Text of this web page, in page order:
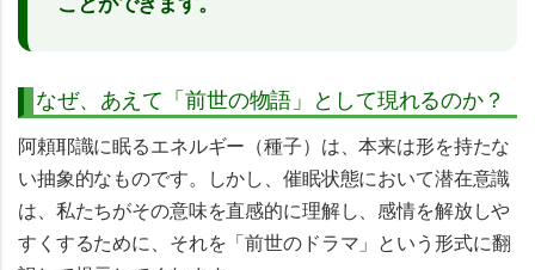
ことができます。
なぜ、あえて「前世の物語」として現れるのか？
阿頼耶識に眠るエネルギー（種子）は、本来は形を持たな
い抽象的なものです。しかし、催眠状態において潜在意識
は、私たちがその意味を直感的に理解し、感情を解放しや
すくするために、それを 「前世のドラマ」という形式に翻